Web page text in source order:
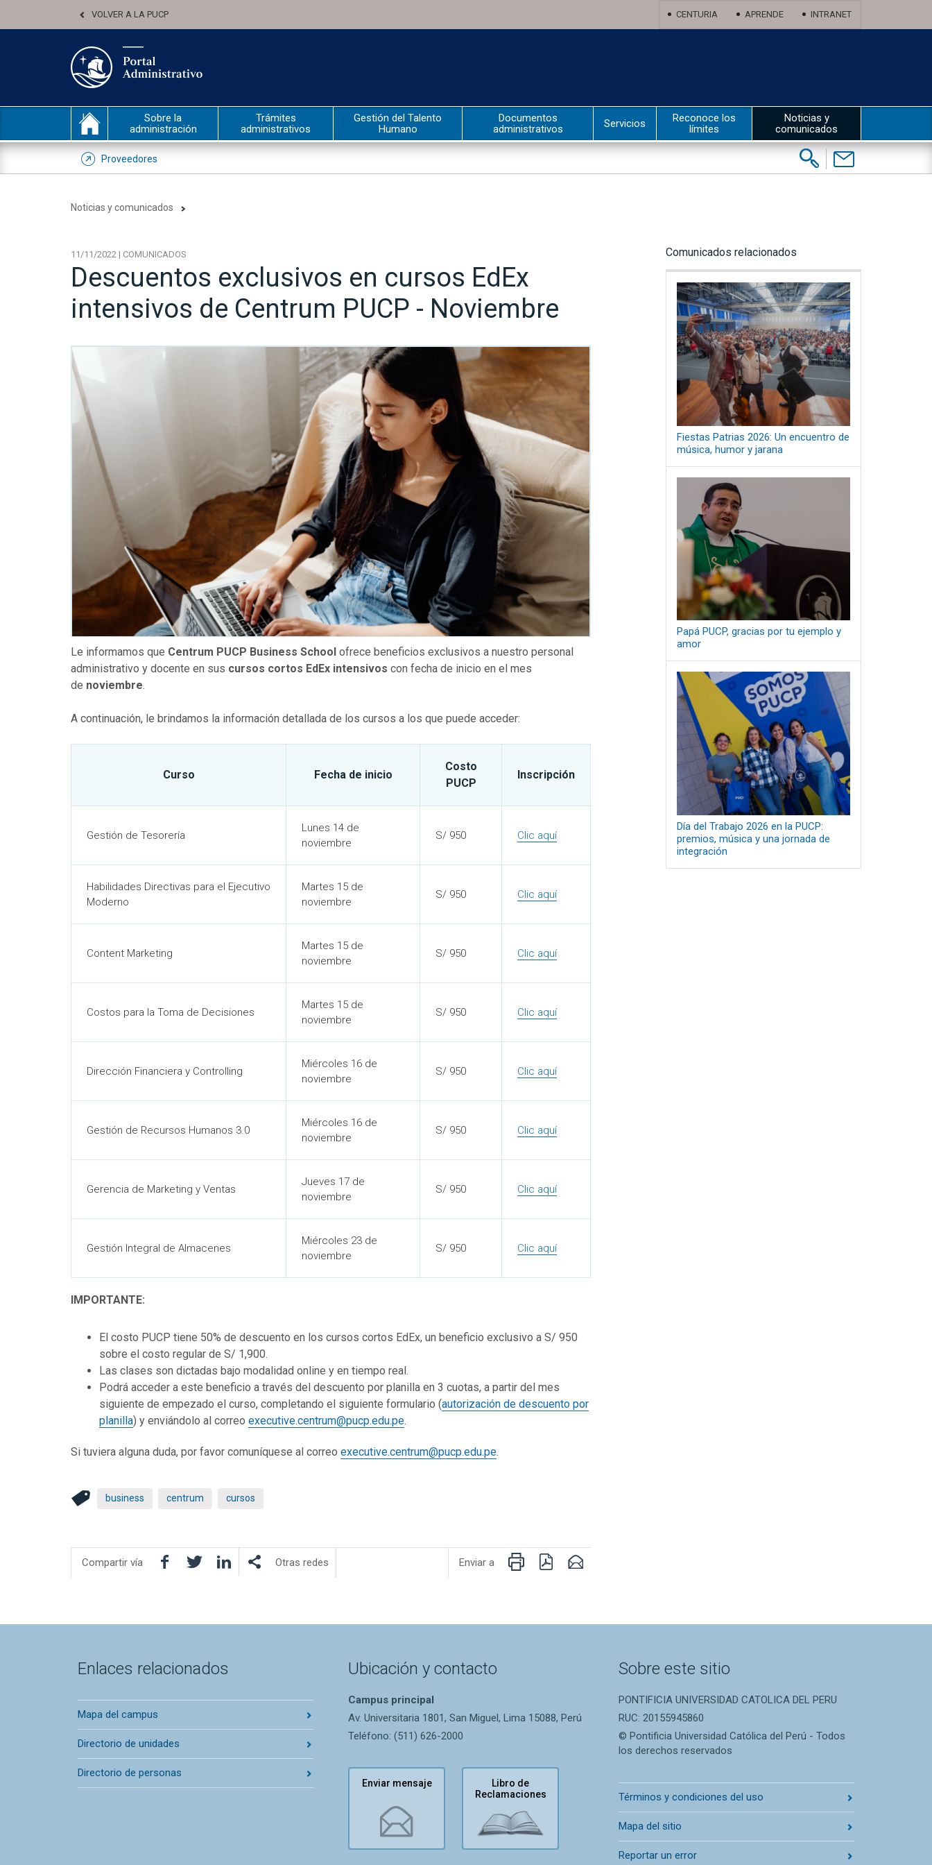
VOLVER A LA PUCP CENTURIA APRENDE INTRANET
Sobre la
administración
Trámites
administrativos
Gestión del Talento
Humano
Documentos
administrativos
Servicios
Reconoce los
límites
Noticias y
comunicados
Proveedores Buscar:
Contáctenos
Noticias y comunicados
11/11/2022 | COMUNICADOS
Descuentos exclusivos en cursos EdEx
intensivos de Centrum PUCP - Noviembre
Le informamos que Centrum PUCP Business School ofrece beneficios exclusivos a nuestro personal
administrativo y docente en sus cursos cortos EdEx intensivos con fecha de inicio en el mes
de noviembre.
A continuación, le brindamos la información detallada de los cursos a los que puede acceder:
Curso Fecha de inicio
Costo
PUCP
Inscripción
Gestión de Tesorería
Lunes 14 de
noviembre
S/ 950 Clic aquí
Habilidades Directivas para el Ejecutivo
Moderno
Martes 15 de
noviembre
S/ 950 Clic aquí
Content Marketing
Martes 15 de
noviembre
S/ 950 Clic aquí
Costos para la Toma de Decisiones
Martes 15 de
noviembre
S/ 950 Clic aquí
Dirección Financiera y Controlling
Miércoles 16 de
noviembre
S/ 950 Clic aquí
Gestión de Recursos Humanos 3.0
Miércoles 16 de
noviembre
S/ 950 Clic aquí
Gerencia de Marketing y Ventas
Jueves 17 de
noviembre
S/ 950 Clic aquí
Gestión Integral de Almacenes
Miércoles 23 de
noviembre
S/ 950 Clic aquí
IMPORTANTE:
El costo PUCP tiene 50% de descuento en los cursos cortos EdEx, un beneficio exclusivo a S/ 950
sobre el costo regular de S/ 1,900.
Las clases son dictadas bajo modalidad online y en tiempo real.
Podrá acceder a este beneficio a través del descuento por planilla en 3 cuotas, a partir del mes
siguiente de empezado el curso, completando el siguiente formulario (autorización de descuento por
planilla) y enviándolo al correo executive.centrum@pucp.edu.pe.
Si tuviera alguna duda, por favor comuníquese al correo executive.centrum@pucp.edu.pe.
business centrum cursos
Compartir vía FacebookTwitter LinkedIn Otras redes Enviar a ImprimirPDF Email
Comunicados relacionados
Fiestas Patrias 2026: Un encuentro de
música, humor y jarana
Papá PUCP, gracias por tu ejemplo y
amor
Día del Trabajo 2026 en la PUCP:
premios, música y una jornada de
integración
Enlaces relacionados
Mapa del campus
Directorio de unidades
Directorio de personas
Ubicación y contacto
Campus principal
Av. Universitaria 1801, San Miguel, Lima 15088, Perú
Teléfono: (511) 626-2000
Enviar mensaje
Libro de
Reclamaciones
Sobre este sitio
PONTIFICIA UNIVERSIDAD CATOLICA DEL PERU
RUC: 20155945860
© Pontificia Universidad Católica del Perú - Todos
los derechos reservados
Términos y condiciones del uso
Mapa del sitio
Reportar un error